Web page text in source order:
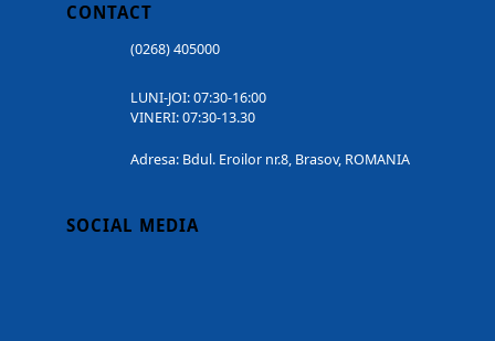
CONTACT
(0268) 405000
LUNI-JOI: 07:30-16:00
VINERI: 07:30-13.30
Adresa: Bdul. Eroilor nr.8, Brasov, ROMANIA
SOCIAL MEDIA